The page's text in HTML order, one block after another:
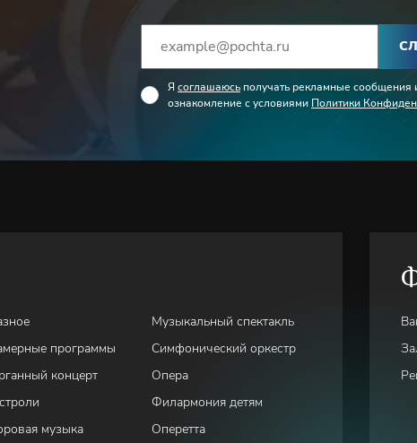
в проектах «Час Волкова», «След», «Погоня за
в документально- игровом фильме «Светлана»,
Нью- Йоркского международного фестиваля
продолжает сниматься в кино.
Я соглашаюсь получать рекламные
ознакомление с условиями Политики
программы
концерт
музыка
Музыкальный спектакль
Симфонический оркестр
Опера
Филармония детям
Оперетта